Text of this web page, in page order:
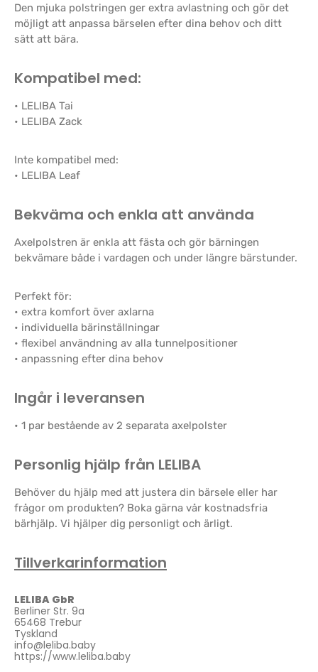
Den mjuka polstringen ger extra avlastning och gör det
möjligt att anpassa bärselen efter dina behov och ditt
sätt att bära.
Kompatibel med:
• LELIBA Tai
• LELIBA Zack
Inte kompatibel med:
• LELIBA Leaf
Bekväma och enkla att använda
Axelpolstren är enkla att fästa och gör bärningen
bekvämare både i vardagen och under längre bärstunder.
Perfekt för:
• extra komfort över axlarna
• individuella bärinställningar
• flexibel användning av alla tunnelpositioner
• anpassning efter dina behov
Ingår i leveransen
• 1 par bestående av 2 separata axelpolster
Personlig hjälp från LELIBA
Behöver du hjälp med att justera din bärsele eller har
frågor om produkten? Boka gärna vår kostnadsfria
bärhjälp. Vi hjälper dig personligt och ärligt.
Tillverkarinformation
LELIBA GbR
Berliner Str. 9a
65468 Trebur
Tyskland
info@leliba.baby
https://www.leliba.baby